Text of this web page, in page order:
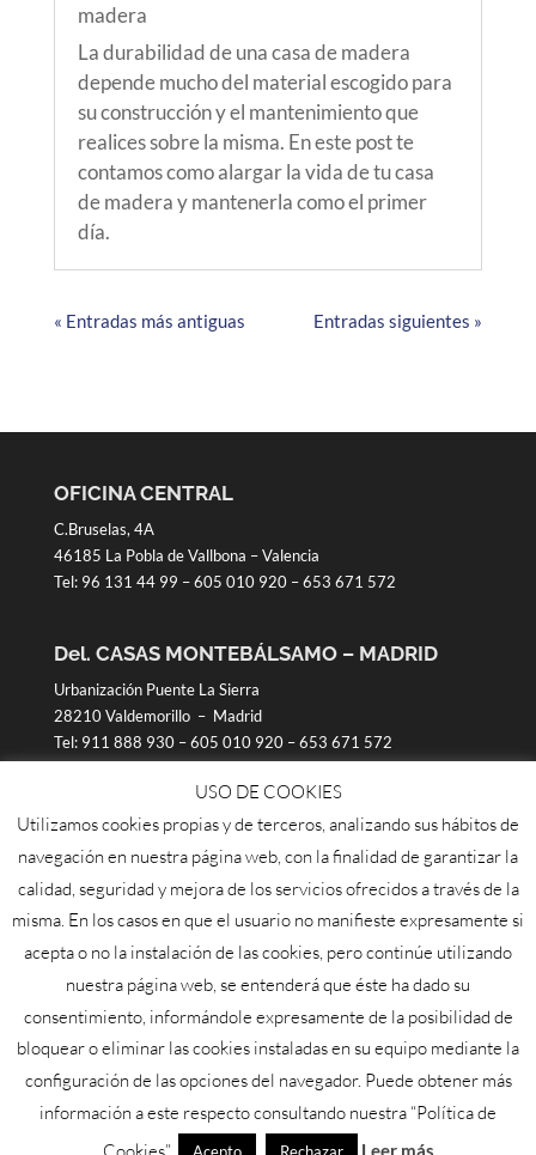
madera
La durabilidad de una casa de madera
depende mucho del material escogido para
su construcción y el mantenimiento que
realices sobre la misma. En este post te
contamos como alargar la vida de tu casa
de madera y mantenerla como el primer
día.
« Entradas más antiguas Entradas siguientes »
OFICINA CENTRAL
C.Bruselas, 4A
46185 La Pobla de Vallbona – Valencia
Tel: 96 131 44 99 –605 010 920–653 671 572
Del. CASAS MONTEBÁLSAMO – MADRID
Urbanización Puente La Sierra
28210 Valdemorillo – Madrid
Tel: 911 888 930–605 010 920–653 671 572
Distr. Talavera de la Reina
PCN
(Polígono junto a gasolinera de Cazelgas)
Teléfono:925 87 25 02 – 658 85 76 60
605 010 920
Aviso legal Política de cookies
USO DE COOKIES
Utilizamos cookies propias y de terceros, analizando sus hábitos de
navegación en nuestra página web, con la finalidad de garantizar la
calidad, seguridad y mejora de los servicios ofrecidos a través de la
misma. En los casos en que el usuario no manifieste expresamente si
acepta o no la instalación de las cookies, pero continúe utilizando
nuestra página web, se entenderá que éste ha dado su
consentimiento, informándole expresamente de la posibilidad de
bloquear o eliminar las cookies instaladas en su equipo mediante la
configuración de las opciones del navegador. Puede obtener más
información a este respecto consultando nuestra “Política de
Leer más